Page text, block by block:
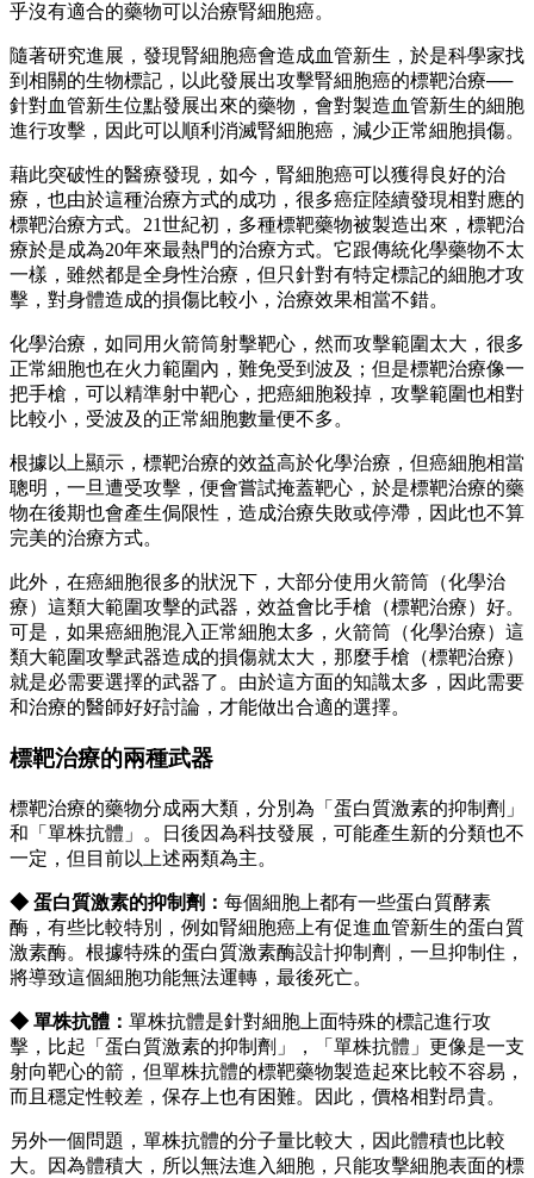
乎沒有適合的藥物可以治療腎細胞癌。
隨著研究進展，發現腎細胞癌會造成血管新生，於是科學家找
到相關的生物標記，以此發展出攻擊腎細胞癌的標靶治療──
針對血管新生位點發展出來的藥物，會對製造血管新生的細胞
進行攻擊，因此可以順利消滅腎細胞癌，減少正常細胞損傷。
藉此突破性的醫療發現，如今，腎細胞癌可以獲得良好的治
療，也由於這種治療方式的成功，很多癌症陸續發現相對應的
標靶治療方式。21世紀初，多種標靶藥物被製造出來，標靶治
療於是成為20年來最熱門的治療方式。它跟傳統化學藥物不太
一樣，雖然都是全身性治療，但只針對有特定標記的細胞才攻
擊，對身體造成的損傷比較小，治療效果相當不錯。
化學治療，如同用火箭筒射擊靶心，然而攻擊範圍太大，很多
正常細胞也在火力範圍內，難免受到波及；但是標靶治療像一
把手槍，可以精準射中靶心，把癌細胞殺掉，攻擊範圍也相對
比較小，受波及的正常細胞數量便不多。
根據以上顯示，標靶治療的效益高於化學治療，但癌細胞相當
聰明，一旦遭受攻擊，便會嘗試掩蓋靶心，於是標靶治療的藥
物在後期也會產生侷限性，造成治療失敗或停滯，因此也不算
完美的治療方式。
此外，在癌細胞很多的狀況下，大部分使用火箭筒（化學治
療）這類大範圍攻擊的武器，效益會比手槍（標靶治療）好。
可是，如果癌細胞混入正常細胞太多，火箭筒（化學治療）這
類大範圍攻擊武器造成的損傷就太大，那麼手槍（標靶治療）
就是必需要選擇的武器了。由於這方面的知識太多，因此需要
和治療的醫師好好討論，才能做出合適的選擇。
標靶治療的兩種武器
標靶治療的藥物分成兩大類，分別為「蛋白質激素的抑制劑」
和「單株抗體」。日後因為科技發展，可能產生新的分類也不
一定，但目前以上述兩類為主。
◆ 蛋白質激素的抑制劑： 每個細胞上都有一些蛋白質酵素
酶，有些比較特別，例如腎細胞癌上有促進血管新生的蛋白質
激素酶。根據特殊的蛋白質激素酶設計抑制劑，一旦抑制住，
將導致這個細胞功能無法運轉，最後死亡。
◆ 單株抗體： 單株抗體是針對細胞上面特殊的標記進行攻
擊，比起「蛋白質激素的抑制劑」，「單株抗體」更像是一支
射向靶心的箭，但單株抗體的標靶藥物製造起來比較不容易，
而且穩定性較差，保存上也有困難。因此，價格相對昂貴。
另外一個問題，單株抗體的分子量比較大，因此體積也比較
大。因為體積大，所以無法進入細胞，只能攻擊細胞表面的標